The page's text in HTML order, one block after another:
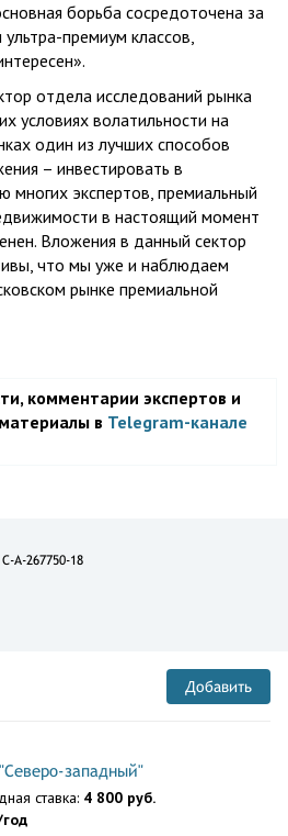
борьба сосредоточена за
премиум классов,
отдела исследований рынка
условиях волатильности на
один из лучших способов
– инвестировать в
экспертов, премиальный
в настоящий момент
Вложения в данный сектор
что мы уже и наблюдаем
рынке премиальной
комментарии экспертов и
в Telegram-канале
C-A-267750-18
Добавить
западный"
ставка: 4 800 руб.